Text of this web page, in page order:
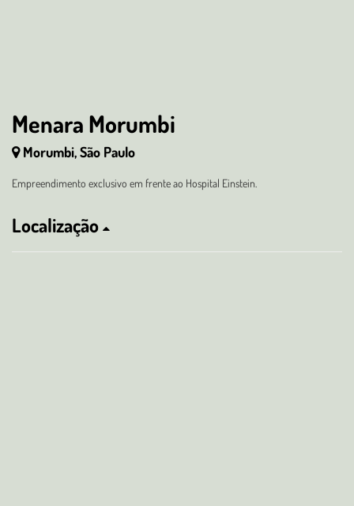
Menara Morumbi
Morumbi, São Paulo
Empreendimento exclusivo em frente ao Hospital Einstein.
Localização